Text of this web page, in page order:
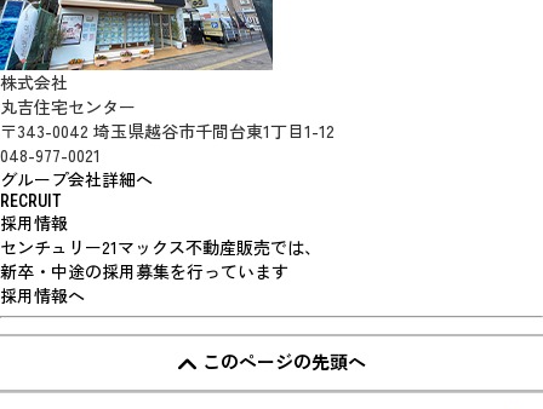
株式会社
丸吉住宅センター
〒343-0042 埼玉県越谷市千間台東1丁目1-12
048-977-0021
グループ会社詳細へ
RECRUIT
採用情報
センチュリー21マックス不動産販売では、
新卒・中途の採用募集を行っています
採用情報へ
このページの先頭へ